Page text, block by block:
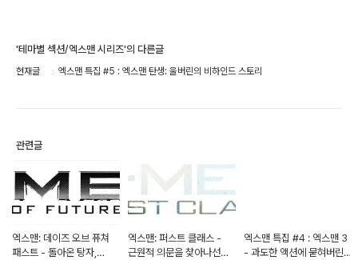
'테마별 섹션/엑스맨 시리즈'의 다른글
현재글 엑스맨 특집 #5 : 엑스맨 탄생: 울버린의 비하인드 스토리
관련글
엑스맨: 데이즈 오브 퓨쳐
패스트 - 돌아온 탕자,
엑스맨: 퍼스트 클래스 -
근원적 의문을 찾아나선
엑스맨 특집 #4 : 엑스맨 3
- 과도한 액션에 묻혀버린